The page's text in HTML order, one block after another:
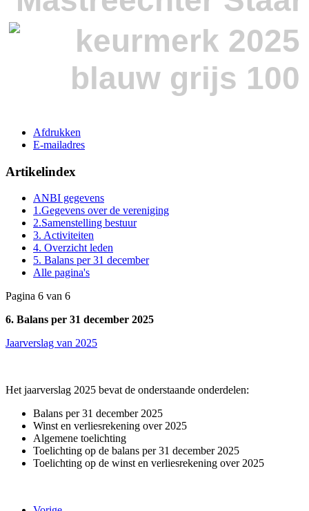
Afdrukken
E-mailadres
Artikelindex
ANBI gegevens
1.Gegevens over de vereniging
2.Samenstelling bestuur
3. Activiteiten
4. Overzicht leden
5. Balans per 31 december
Alle pagina's
Pagina 6 van 6
6. Balans per 31 december 2025
Jaarverslag van 2025
Het jaarverslag 2025 bevat de onderstaande onderdelen:
Balans per 31 december 2025
Winst en verliesrekening over 2025
Algemene toelichting
Toelichting op de balans per 31 december 2025
Toelichting op de winst en verliesrekening over 2025